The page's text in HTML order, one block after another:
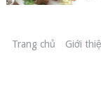
Trang chủ Giới